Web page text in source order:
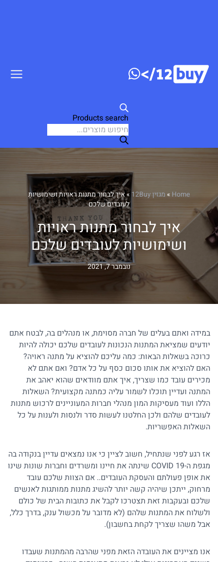
Products search
Home
»מגזין 12Buy »איך לבחור מתנות ראויות ושימושיות
לעובדים שלכם
איך לבחור מתנות ראויות
ושימושיות לעובדים שלכם
נובמבר 7, 2021
במידה ואתם בעלים של חברה מסוימת, או מנהלים בה, לבטח אתם
יודעים שמציאת המתנות הנכונות לעובדים שלכם יכולה להיות
כרוכה בשאלות הבאות: כמה עליכם להוציא על מתנה ראויה?
האם להוציא את אותו סכום כסף על כל אדם? ואם אתם לא
מכירים עובד כמו שצריך, איך אתם מוודאים שהוא יאהב את
המתנה ועדיין תוכלו לשמור עליה כמתנה מקצועית? השאלות
הללו ועוד מעסיקות המון מנהלי חברות המעוניינים לרכוש מתנות
לעובדים שלהם ולכן החלטנו לעשות סדר ולנסות ולענות על כל
השאלות האפשריות.
אז רגע לפני שנתחיל, חשוב לציין כי אנו נמצאים עדיין בנקודה בה
מגפת ה-COVID 19 שינתה את חיינו ומשרדים וחברות שונות שינו
את אופן פעולתם והעסקת העובדים.. אם הצוות שלכם עובד
מרחוק, ייתכן שיהיה קשה יותר להשיג מתנות ממותגות לאנשים
שלכם ובעקבות זאת תצטרכו לקבל את כתובות הבית של כולם
ולשלוח את המתנות שלהם (לא מדובר על מכשול ענק, בדרך כלל,
אבל משהו שצריך לקחת בחשבון).
אנו מציינים את העובדה הזאת מפני שהרבה מהמתנות שעבדו